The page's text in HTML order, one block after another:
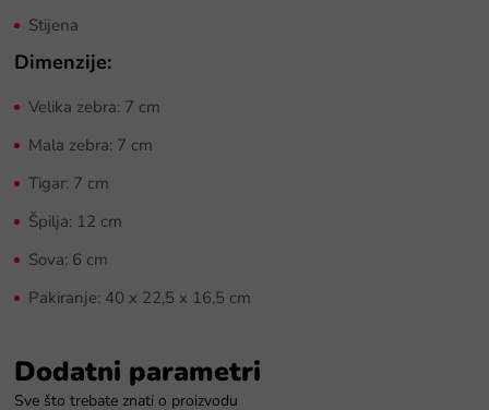
Stijena
Dimenzije:
Velika zebra: 7 cm
Mala zebra: 7 cm
Tigar: 7 cm
Špilja: 12 cm
Sova: 6 cm
Pakiranje: 40 x 22,5 x 16,5 cm
Dodatni parametri